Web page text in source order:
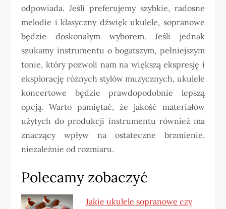
odpowiada. Jeśli preferujemy szybkie, radosne
melodie i klasyczny dźwięk ukulele, sopranowe
będzie doskonałym wyborem. Jeśli jednak
szukamy instrumentu o bogatszym, pełniejszym
tonie, który pozwoli nam na większą ekspresję i
eksplorację różnych stylów muzycznych, ukulele
koncertowe będzie prawdopodobnie lepszą
opcją. Warto pamiętać, że jakość materiałów
użytych do produkcji instrumentu również ma
znaczący wpływ na ostateczne brzmienie,
niezależnie od rozmiaru.
Polecamy zobaczyć
Jakie ukulele sopranowe czy